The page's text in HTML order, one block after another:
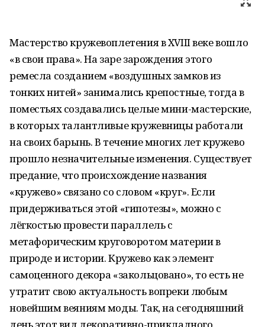
Мастерство кружевоплетения в XVIII веке вошло
«в свои права». На заре зарождения этого
ремесла созданием «воздушных замков из
тонких нитей» занимались крепостные, тогда в
поместьях создавались целые мини-мастерские,
в которых талантливые кружевницы работали
на своих барынь. В течение многих лет кружево
прошло незначительные изменения. Существует
предание, что происхождение названия
«кружево» связано со словом «круг». Если
придерживаться этой «гипотезы», можно с
лёгкостью провести параллель с
метафорическим круговоротом материи в
природе и истории. Кружево как элемент
самоценного декора «закольцовано», то есть не
утратит свою актуальность вопреки любым
новейшим веяниям моды. Так, на сегодняшний